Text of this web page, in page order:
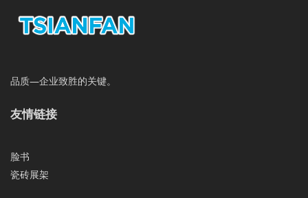
品质—企业致胜的关键。
友情链接
脸书
瓷砖展架